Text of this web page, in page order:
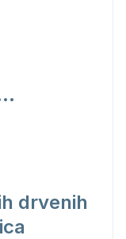
drvenih